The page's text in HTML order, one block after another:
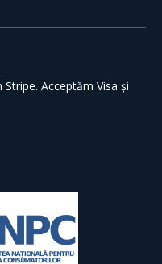
Acceptăm Visa și